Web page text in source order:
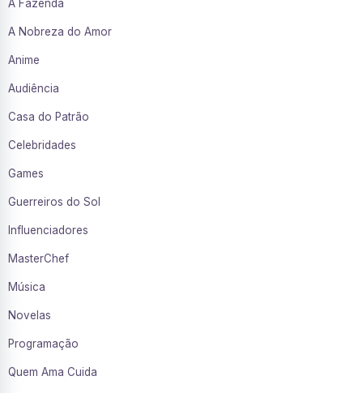
A Fazenda
A Nobreza do Amor
Anime
Audiência
Casa do Patrão
Celebridades
Games
Guerreiros do Sol
Influenciadores
MasterChef
Música
Novelas
Programação
Quem Ama Cuida